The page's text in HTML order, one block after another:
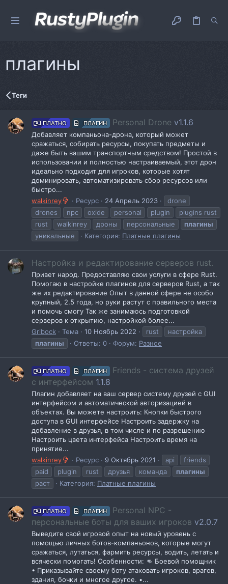
плагины
Теги
ПЛАТНО ПЛАГИН Personal Drone v1.1.6
Добавляет компаньона-дрона, который может
сражаться, собирать ресурсы, покупать предметы и
даже быть вашим транспортным средством! Простой в
использовании и полностью настраиваемый, этот дрон
идеально подходит для игроков, которые хотят
доминировать, автоматизировать сбор ресурсов или
быстро...
walkinrey
Ресурс 24 Апрель 2023
drone
drones
npc oxide personal plugin
plugins rust
rust
walkinrey дроны персональные
плагины
уникальные
Категория: Платные плагины
Настройка и редактирование серверов rust.
Привет народ. Предоставляю свои услуги в сфере Rust.
Помогаю в настройке плагинов для серверов Rust, а так
же их редактирование Опыт в данной сфере не особо
крупный, 2.5 года, но руки растут с правильного места
и помочь смогу Так же занимаюсь подготовкой
серверов к открытию, настройкой более...
Gribock
Тема 10 Ноябрь 2022 rust
настройка
плагины
Ответы: 0 Форум: Разное
ПЛАТНО ПЛАГИН
Friends - система друзей
с интерфейсом 1.1.8
Плагин добавляет на ваш сервер систему друзей с GUI
интерфейсом и автоматической авторизацией в
объектах. Вы можете настроить: Кнопки быстрого
доступа в GUI интерфейсе Настроить задержку на
добавление в друзья, в том числе и по разрешению
Настроить цвета интерфейса Настроить время на
принятие...
walkinrey
Ресурс 9 Октябрь 2021 api
friends
paid
plugin rust друзья команда
плагины
раст
Категория: Платные плагины
ПЛАТНО ПЛАГИН
Personal NPC -
персональные боты для ваших игроков v2.0.7
Выведите свой игровой опыт на новый уровень с
помощью личных ботов-компаньонов, которые могут
сражаться, лутаться, фармить ресурсы, водить, летать и
всячески помогать! Особенности: 👊 Боевой помощник
• Приказывайте своему боту атаковать игроков, врагов,
здания, бочки и многое другое. •...